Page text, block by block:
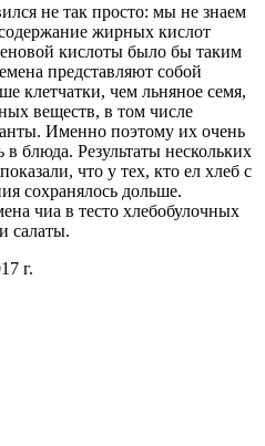
не так просто: мы не знаем
жирных кислот
кислоты было бы таким
представляют собой
клетчатки, чем льняное семя,
веществ, в том числе
Именно поэтому их очень
блюда. Результаты нескольких
что у тех, кто ел хлеб с
сохранялось дольше.
чиа в тесто хлебобулочных
салаты.
г.